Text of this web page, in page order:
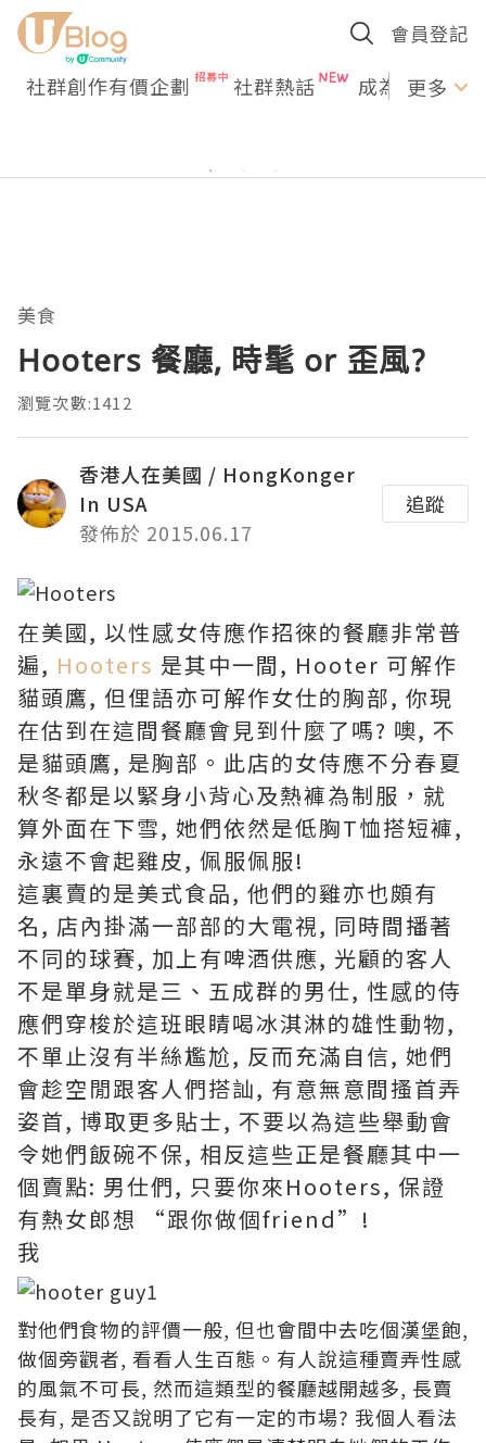
會員登記
社群創作有價企劃 社群熱話 成為U更多
美食
Hooters 餐廳, 時髦 or 歪風?
瀏覽次數:1412
香港人在美國 / HongKonger
In USA
發佈於 2015.06.17
追蹤
在美國, 以性感女侍應作招徠的餐廳非常普
遍, Hooters 是其中一間, Hooter 可解作
貓頭鷹, 但俚語亦可解作女仕的胸部, 你現
在估到在這間餐廳會見到什麼了嗎? 噢, 不
是貓頭鷹, 是胸部。此店的女侍應不分春夏
秋冬都是以緊身小背心及熱褲為制服，就
算外面在下雪, 她們依然是低胸T恤搭短褲,
永遠不會起雞皮, 佩服佩服!
這裏賣的是美式食品, 他們的雞亦也頗有
名, 店內掛滿一部部的大電視, 同時間播著
不同的球賽, 加上有啤酒供應, 光顧的客人
不是單身就是三、五成群的男仕, 性感的侍
應們穿梭於這班眼睛喝冰淇淋的雄性動物,
不單止沒有半絲尷尬, 反而充滿自信, 她們
會趁空閒跟客人們搭訕, 有意無意間搔首弄
姿首, 博取更多貼士, 不要以為這些舉動會
令她們飯碗不保, 相反這些正是餐廳其中一
個賣點: 男仕們, 只要你來Hooters, 保證
有熱女郎想 “跟你做個friend”!
我
對他們食物的評價一般, 但也會間中去吃個漢堡飽,
做個旁觀者, 看看人生百態。有人說這種賣弄性感
的風氣不可長, 然而這類型的餐廳越開越多, 長賣
長有, 是否又說明了它有一定的市場? 我個人看法